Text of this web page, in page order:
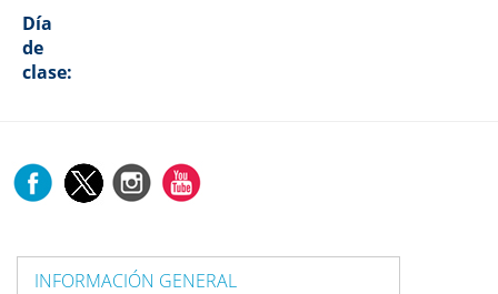
Día
de
clase:
INFORMACIÓN GENERAL